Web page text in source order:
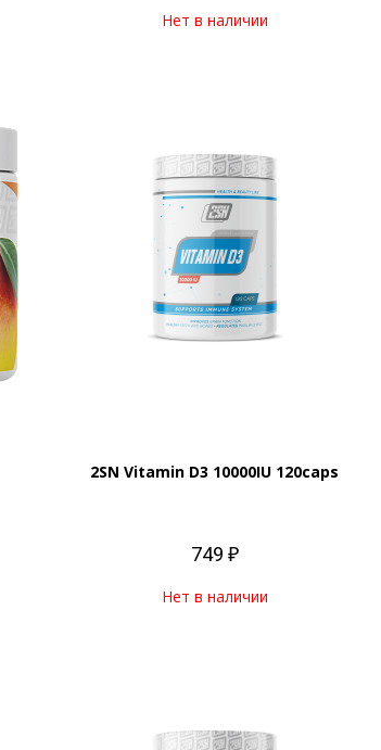
Нет в наличии
2SN Vitamin D3 10000IU 120caps
749 ₽
Нет в наличии